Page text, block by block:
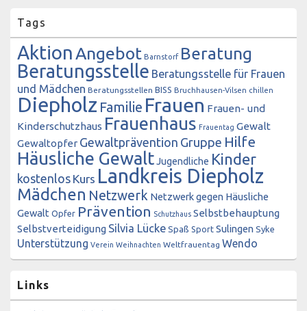
Tags
AktionAngebot Barnstorf Beratung
Beratungsstelle Beratungsstelle für Frauen
und Mädchen Beratungsstellen BISS Bruchhausen-Vilsen chillen
Diepholz Familie Frauen Frauen- und
Kinderschutzhaus Frauenhaus Frauentag Gewalt
Gewaltopfer Gewaltprävention Gruppe Hilfe
Häusliche GewaltJugendliche Kinder
kostenlos Kurs Landkreis Diepholz
Mädchen Netzwerk Netzwerk gegen Häusliche
Gewalt Opfer Prävention Schutzhaus Selbstbehauptung
Selbstverteidigung Silvia Lücke Spaß Sport Sulingen Syke
Unterstützung Verein Weihnachten Weltfrauentag Wendo
Links